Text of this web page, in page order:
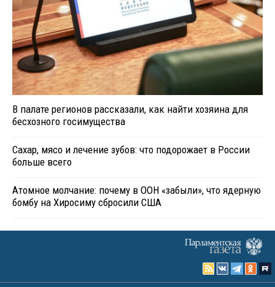
В палате регионов рассказали, как найти хозяина для
бесхозного госимущества
Сахар, мясо и лечение зубов: что подорожает в России
больше всего
Атомное молчание: почему в ООН «забыли», что ядерную
бомбу на Хиросиму сбросили США